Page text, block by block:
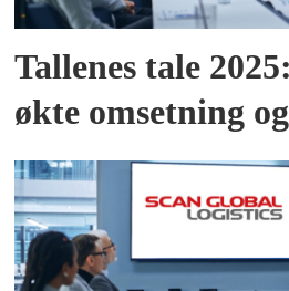
Tallenes tale
økte omsetning